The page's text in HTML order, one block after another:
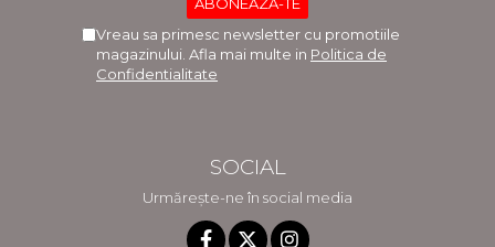
Vreau sa primesc newsletter cu promotiile
magazinului. Afla mai multe in Politica de
Confidentialitate
SOCIAL
Urmărește-ne în social media